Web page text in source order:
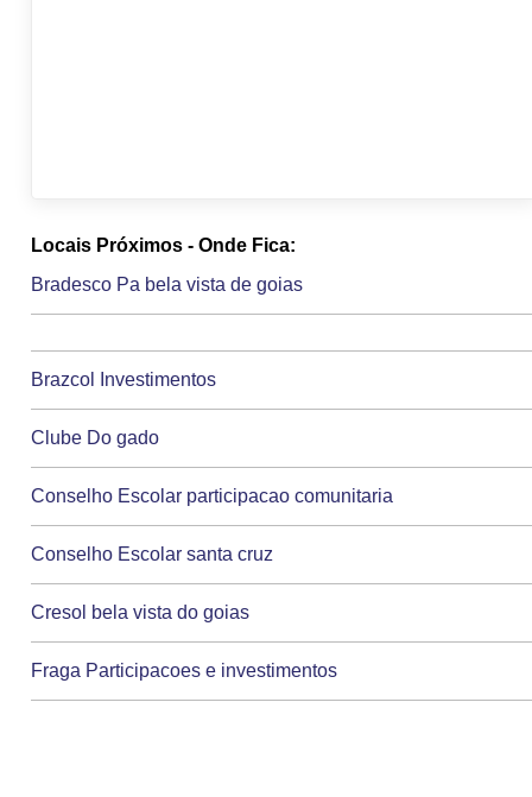
Locais Próximos - Onde Fica:
Bradesco Pa bela vista de goias
Brazcol Investimentos
Clube Do gado
Conselho Escolar participacao comunitaria
Conselho Escolar santa cruz
Cresol bela vista do goias
Fraga Participacoes e investimentos